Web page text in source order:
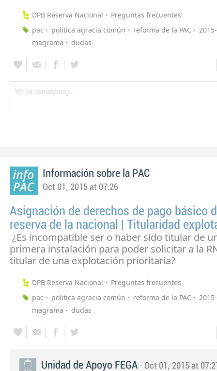
DPB Reserva Nacional
Preguntas frecuentes
pac
politica agracia común reforma de la PAC
magrama
dudas
Información sobre la PAC
Oct 01, 2015 at 07:26
Asignación de derechos de pago básico
reserva de la nacional | Titularidad
¿Es incompatible ser o haber sido titular de
primera instalación para poder solicitar a la
titular de una explotación prioritaria?
DPB Reserva Nacional
Preguntas frecuentes
pac
politica agracia común reforma de la PAC
magrama
dudas
Unidad de Apoyo FEGA · Oct 01, 2015 at